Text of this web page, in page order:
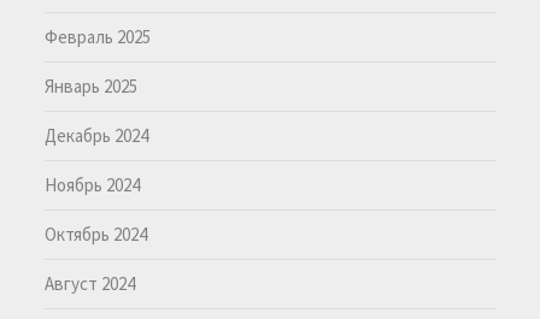
Февраль 2025
Январь 2025
Декабрь 2024
Ноябрь 2024
Октябрь 2024
Август 2024